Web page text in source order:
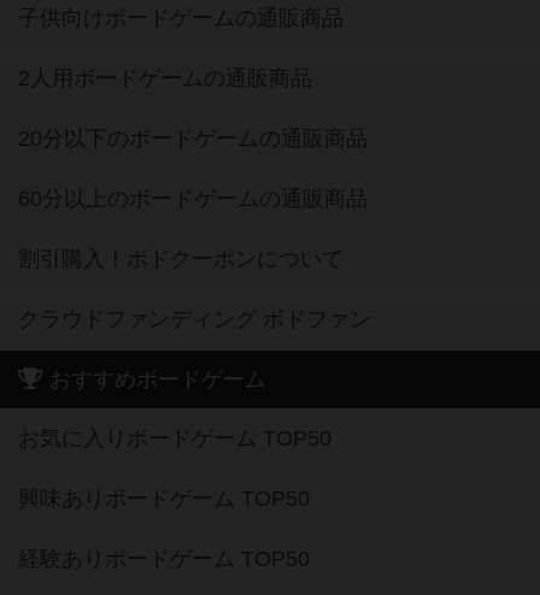
子供向けボードゲームの通販商品
2人用ボードゲームの通販商品
20分以下のボードゲームの通販商品
60分以上のボードゲームの通販商品
割引購入！ボドクーポンについて
クラウドファンディング ボドファン
おすすめボードゲーム
お気に入りボードゲーム TOP50
興味ありボードゲーム TOP50
経験ありボードゲーム TOP50